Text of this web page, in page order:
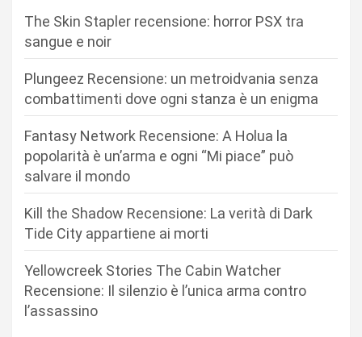
The Skin Stapler recensione: horror PSX tra
sangue e noir
Plungeez Recensione: un metroidvania senza
combattimenti dove ogni stanza è un enigma
Fantasy Network Recensione: A Holua la
popolarità è un’arma e ogni “Mi piace” può
salvare il mondo
Kill the Shadow Recensione: La verità di Dark
Tide City appartiene ai morti
Yellowcreek Stories The Cabin Watcher
Recensione: Il silenzio è l’unica arma contro
l’assassino